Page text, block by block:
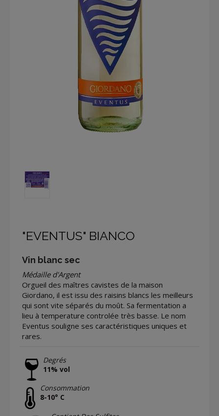
"EVENTUS" BIANCO
Vin blanc sec
Médaille d'Argent
Orgueil des maîtres cavistes de la maison
Giordano, il est issu des raisins blancs les meilleurs
qui sont vite séparés du moût. Sa fermentation a
lieu à temperature controlée très basse. Le nom
Eventus souligne ses caractéristiques uniques et
rares.
Degrés
11% vol
Consommation
8-10° C